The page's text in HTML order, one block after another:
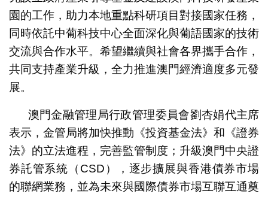
園的工作，助力本地重點科研項目對接國家任務，
同時依託中葡科技中心全面深化與葡語國家的技術
交流與合作水平。希望繼續與社會各界攜手合作，
共同支持產業升級，全力推進澳門經濟適度多元發
展。
澳門金融管理局行政管理委員會劉杏娟代主席
表示，金管局將加快推動《投資基金法》和《證券
法》的立法進程，完善監管制度；升級澳門中央證
券託管系統（CSD），逐步擴展與香港債券市場
的聯網業務，並為未來與國際債券市場互聯互通奠